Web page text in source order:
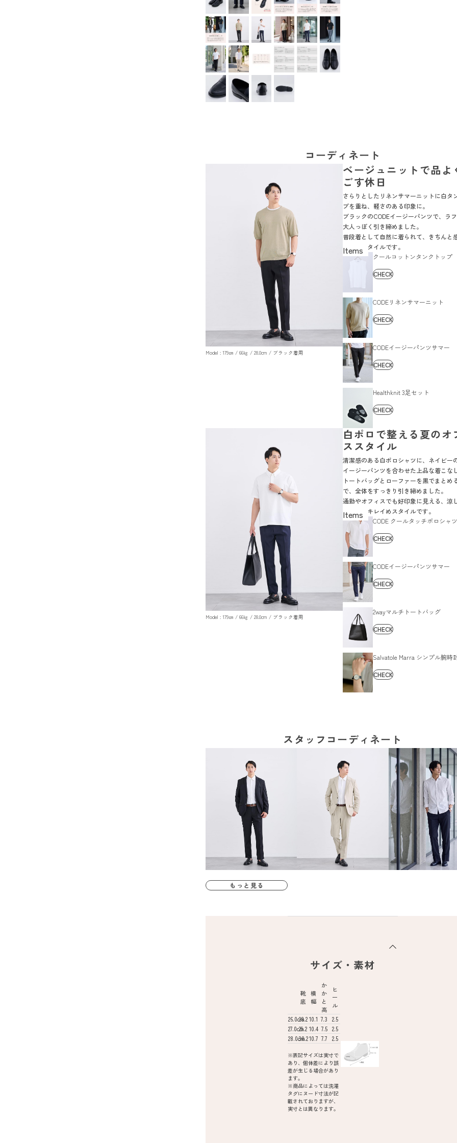
コーディネート
Model : 179㎝ / 66㎏ / 28.0cm / ブラック着用
ベージュニットで品よ
ごす休日
さらりとしたリネンサマーニットに白タ
プを重ね、軽さのある印象に。
ブラックのCODEイージーパンツで、ラ
大人っぽく引き締めました。
普段着として自然に着られて、きちんと
る休日スタイルです。
クールコットンタンクトップ
CHECK
CODEリネンサマーニット
CHECK
CODEイージーパンツサマー
CHECK
Healthknit 3足セット
CHECK
Model : 179㎝ / 66㎏ / 28.0cm / ブラック着用
白ポロで整える夏のオ
ススタイル
清潔感のある白ポロシャツに、ネイビー
イージーパンツを合わせた上品な着こな
トートバッグとローファーを黒でまとめ
で、全体をすっきり引き締めました。
通勤やオフィスでも好印象に見える、涼
マートなキレイめスタイルです。
CODE クールタッチポロシャツ
CHECK
CODEイージーパンツサマー
CHECK
2wayマルチトートバッグ
CHECK
Salvatole Marra シンプル腕時
CHECK
スタッフコーディネート
もっと見る
サイズ・素材
靴
底
横
幅
か
か
と
高
ヒ
ー
ル
26.0cm
28.2 10.1 7.3
2.5
27.0cm
29.2 10.4 7.5 2.5
28.0cm
30.210.7 7.7 2.5
※表記サイズは実寸で
あり、個体差により誤
差が生じる場合があり
ます。
※商品によっては洗濯
タグにヌード寸法が記
載されておりますが、
実寸とは異なります。